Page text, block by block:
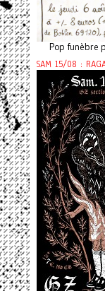
Pop funèbre
SAM 15/08 :